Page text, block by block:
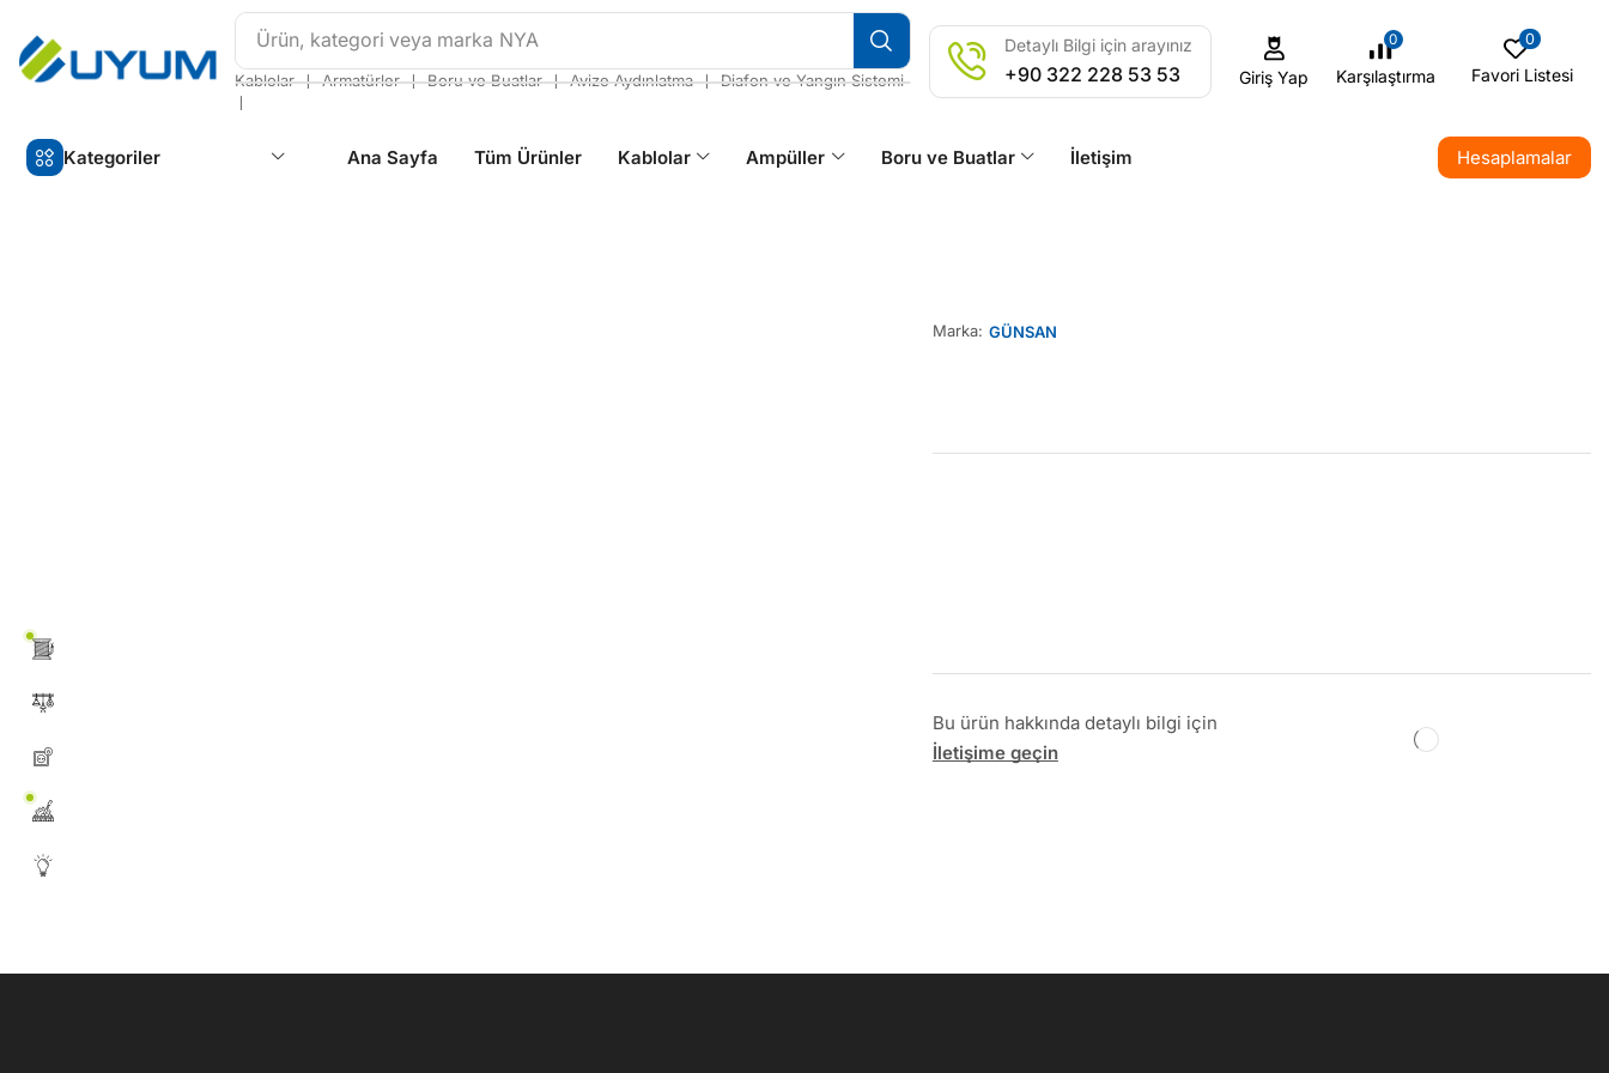
Ürün, kategori veya marka NYA
Kablolar ❘ Armatürler ❘ Boru ve Buatlar ❘ Avize Aydınlatma ❘ Diafon ve Yangın Sistemi
❘
Detaylı Bilgi için arayınız
+90 322 228 53 53 Giriş Yap
0
Karşılaştırma
0
Favori Listesi
Kategoriler Ana Sayfa Tüm Ürünler Kablolar Ampüller Boru ve Buatlar İletişim Hesaplamalar
Marka: GÜNSAN
Bu ürün hakkında detaylı bilgi için
İletişime geçin